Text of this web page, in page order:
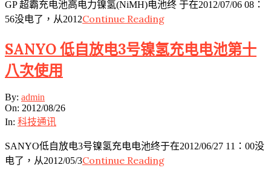
GP 超霸充电池高电力镍氢(NiMH)电池终 于在2012/07/06 08：
56没电了，从2012Continue Reading
SANYO 低自放电3号镍氢充电电池第十
八次使用
2012-
08-
26
By: admin
On: 2012/08/26
In: 科技通讯
SANYO低自放电3号镍氢充电电池终于在2012/06/27 11：00没
电了，从2012/05/3Continue Reading